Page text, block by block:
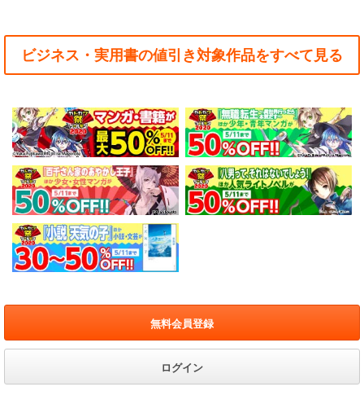
ビジネス・実用書の値引き対象作品をすべて見る
無料会員登録
ログイン